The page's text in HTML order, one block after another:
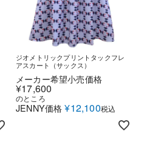
ジオメトリックプリントタックフレ
アスカート（サックス）
メーカー希望小売価格
¥17,600
のところ
JENNY価格 ¥12,100税込